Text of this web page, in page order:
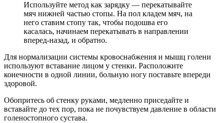
Используйте метод как зарядку — перекатывайте
мяч нижней частью стопы. На пол кладем мяч, на
него ставим стопу так, чтобы подошва его
касалась, начинаем перекатывать в направлении
вперед-назад, и обратно.
Для нормализации системы кровоснабжения и мышц голени
используют вставание лицом у стенки. Расположите
конечности в одной линии, больную ногу поставьте впереди
здоровой.
Обопритесь об стенку руками, медленно приседайте и
вставайте до тех пор, пока не почувствуем давление в области
голеностопного сустава.